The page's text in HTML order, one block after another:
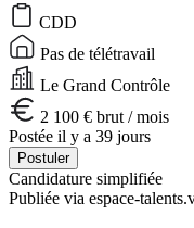
CDD
Pas de télétravail
Le Grand Contrôle
2 100 € brut / mois
Postée il y a 39 jours
Postuler
Candidature simplifiée
Publiée via espace-